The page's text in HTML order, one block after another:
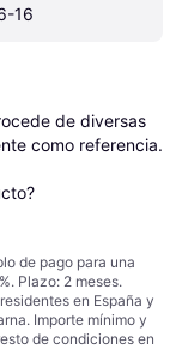
16
de diversas
como referencia.
de pago para una
Plazo: 2 meses.
en España y
Importe mínimo y
de condiciones en